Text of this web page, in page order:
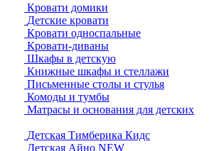
Кровати домики
Детские кровати
Кровати односпальные
Кровати-диваны
Шкафы в детскую
Книжные шкафы и стеллажи
Письменные столы и стулья
Комоды и тумбы
Матрасы и основания для детских
Детская Тимберика Кидс
Детская Айно NEW